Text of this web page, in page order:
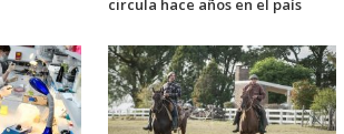
circula hace años en el país